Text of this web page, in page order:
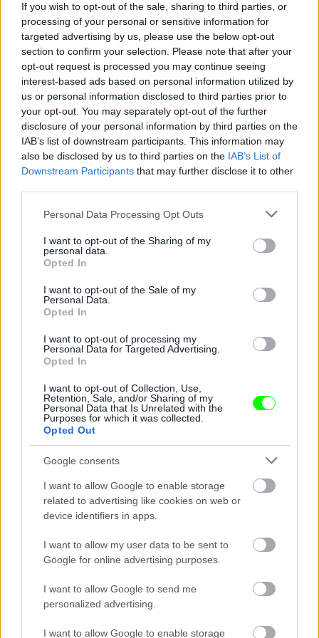
If you wish to opt-out of the sale, sharing to third parties, or
processing of your personal or sensitive information for
targeted advertising by us, please use the below opt-out
section to confirm your selection. Please note that after your
opt-out request is processed you may continue seeing
interest-based ads based on personal information utilized by
us or personal information disclosed to third parties prior to
your opt-out. You may separately opt-out of the further
disclosure of your personal information by third parties on the
IAB’s list of downstream participants. This information may
also be disclosed by us to third parties on the IAB’s List of
Downstream Participants that may further disclose it to other
Please note that this website/app uses one or more Google
not limited to your visit or usage behaviour. You may click to
grant or deny consent to Google and its third-party tags to
use your data for below specified purposes in below Google
consent section.
Personal Data Processing Opt Outs
I want to opt-out of the Sharing of my
personal data.
Opted In
I want to opt-out of the Sale of my
Personal Data.
Opted In
I want to opt-out of processing my
Personal Data for Targeted Advertising.
Opted In
I want to opt-out of Collection, Use,
Retention, Sale, and/or Sharing of my
Personal Data that Is Unrelated with the
Purposes for which it was collected.
Opted Out
Google consents
I want to allow Google to enable storage
related to advertising like cookies on web or
device identifiers in apps.
I want to allow my user data to be sent to
Google for online advertising purposes.
I want to allow Google to send me
personalized advertising.
I want to allow Google to enable storage
Heidi Klum adventi díszítéseket készít a gyerekeivel
Jön még kép!